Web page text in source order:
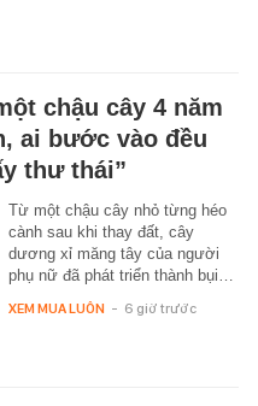
chậu cây 4 năm
ai bước vào đều
thư thái”
Từ một chậu cây nhỏ từng héo
cành sau khi thay đất, cây
dương xỉ măng tây của người
phụ nữ đã phát triển thành bụi…
XEM MUA LUÔN - 6 giờ trước